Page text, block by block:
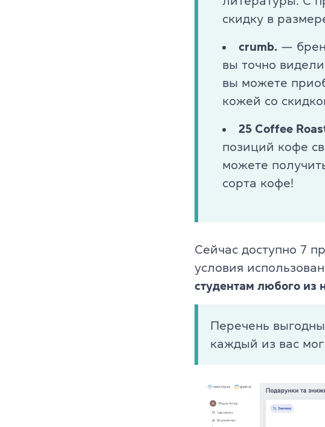
Linguaskill
TOEFL iBT
Партнерская программа
Курсы английского языка
Лицензия
Блог
Новости
Вакансии
скидку в
crumb. —
вы точно
вы можете
кожей со
25 Coffee
позиций кофе
можете
сорта кофе!
Сейчас доступно 7
условия
студентам любого из
Перечень
каждый из вас